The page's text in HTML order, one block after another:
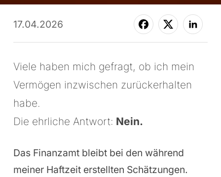
17.04.2026
Viele haben mich gefragt, ob ich mein
Vermögen inzwischen zurückerhalten
habe.
Die ehrliche Antwort: Nein.
Das Finanzamt bleibt bei den während
meiner Haftzeit erstellten Schätzungen.